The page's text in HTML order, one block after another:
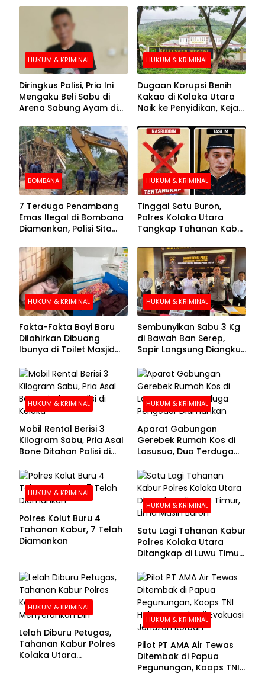
HUKUM & KRIMINAL
Diringkus Polisi, Pria Ini
Mengaku Beli Sabu di
Arena Sabung Ayam di
HUKUM & KRIMINAL
Dugaan Korupsi Benih
Kakao di Kolaka Utara
Naik ke Penyidikan, Kejari
BOMBANA
7 Terduga Penambang
Emas Ilegal di Bombana
Diamankan, Polisi Sita
Crusher
HUKUM & KRIMINAL
Tinggal Satu Buron,
Polres Kolaka Utara
Tangkap Tahanan Kabur
Pengejaran
HUKUM & KRIMINAL
Fakta-Fakta Bayi Baru
Dilahirkan Dibuang
Ibunya di Toilet Masjid
HUKUM & KRIMINAL
Sembunyikan Sabu 3 Kg
di Bawah Ban Serep,
Sopir Langsung Diangkut
HUKUM & KRIMINAL
Mobil Rental Berisi 3
Kilogram Sabu, Pria Asal
Bone Ditahan Polisi di
HUKUM & KRIMINAL
Aparat Gabungan
Gerebek Rumah Kos di
Lasusua, Dua Terduga
HUKUM & KRIMINAL
Polres Kolut Buru 4
Tahanan Kabur, 7 Telah
Diamankan
HUKUM & KRIMINAL
Satu Lagi Tahanan Kabur
Polres Kolaka Utara
Ditangkap di Luwu Timur,
HUKUM & KRIMINAL
Lelah Diburu Petugas,
Tahanan Kabur Polres
Kolaka Utara
HUKUM & KRIMINAL
Pilot PT AMA Air Tewas
Ditembak di Papua
Pegunungan, Koops TNI